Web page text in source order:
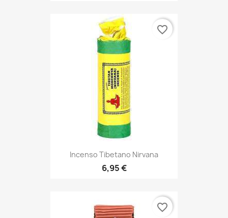
Incenso Tibetano Nirvana
6,95 €
favorite_border
favorite_border